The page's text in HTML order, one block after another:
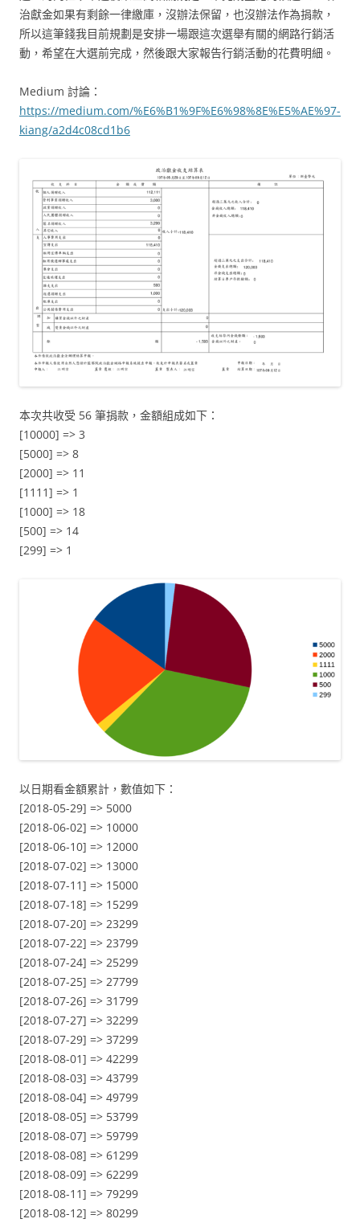
治獻金如果有剩餘一律繳庫，沒辦法保留，也沒辦法作為捐款，
所以這筆錢我目前規劃是安排一場跟這次選舉有關的網路行銷活
動，希望在大選前完成，然後跟大家報告行銷活動的花費明細。
Medium 討論：
https://medium.com/%E6%B1%9F%E6%98%8E%E5%AE%97-
kiang/a2d4c08cd1b6
本次共收受 56 筆捐款，金額組成如下：
[10000] => 3
[5000] => 8
[2000] => 11
[1111] => 1
[1000] => 18
[500] => 14
[299] => 1
以日期看金額累計，數值如下：
[2018-05-29] => 5000
[2018-06-02] => 10000
[2018-06-10] => 12000
[2018-07-02] => 13000
[2018-07-11] => 15000
[2018-07-18] => 15299
[2018-07-20] => 23299
[2018-07-22] => 23799
[2018-07-24] => 25299
[2018-07-25] => 27799
[2018-07-26] => 31799
[2018-07-27] => 32299
[2018-07-29] => 37299
[2018-08-01] => 42299
[2018-08-03] => 43799
[2018-08-04] => 49799
[2018-08-05] => 53799
[2018-08-07] => 59799
[2018-08-08] => 61299
[2018-08-09] => 62299
[2018-08-11] => 79299
[2018-08-12] => 80299